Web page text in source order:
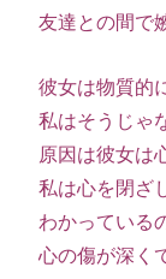
友達との間で
彼女は物質的
私はそうじゃ
原因は彼女は
私は心を閉ざ
わかっている
心の傷が深く